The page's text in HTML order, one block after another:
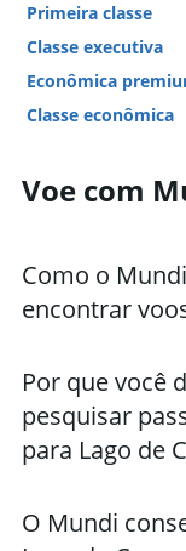
Primeira classe
Classe executiva
Econômica
Classe econômica
Voe com
Como o
encontrar
Por que você
pesquisar
para Lago de
O Mundi